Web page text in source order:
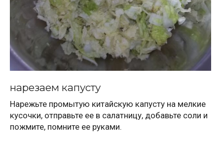
нарезаем капусту
Нарежьте промытую китайскую капусту на мелкие
кусочки, отправьте ее в салатницу, добавьте соли и
пожмите, помните ее руками.